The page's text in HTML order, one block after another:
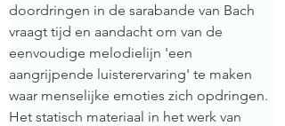
doordringen in de sarabande van Bach
vraagt tijd en aandacht om van de
eenvoudige melodielijn 'een
aangrijpende luisterervaring' te maken
waar menselijke emoties zich opdringen.
Het statisch materiaal in het werk van